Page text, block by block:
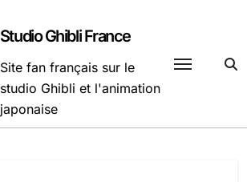
Studio Ghibli France
Site fan français sur le
studio Ghibli et l'animation
japonaise